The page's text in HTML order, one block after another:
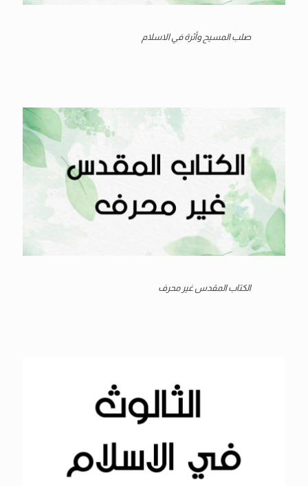
صلب المسيح وأثرة في الاسلام
الكتاب المقدس غير محرف